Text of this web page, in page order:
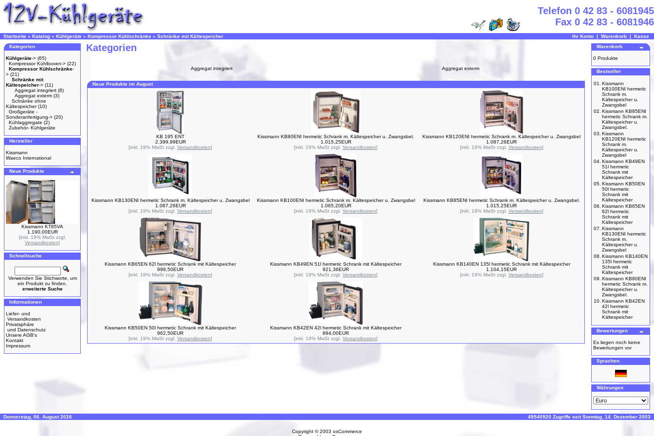
Telefon 0 42 83 - 6081945
Fax 0 42 83 - 6081946
Startseite » Katalog » Kühlgeräte » Kompressor Kühlschränke » Schränke mit Kältespeicher Ihr Konto | Warenkorb | Kasse
Kategorien
Kühlgeräte-> (65)
Kompressor Kühlboxen-> (22)
Kompressor Kühlschränke-
> (21)
Schränke mit
Kältespeicher-> (11)
Aggregat integriert (8)
Aggregat exterm (3)
Schränke ohne
Kältespeicher(10)
Großgeräte -
Sonderanfertigung-> (20)
Kühlaggregate (2)
Zubehör- Kühlgeräte
Hersteller
Kissmann
Waeco International
Neue Produkte
Kissmann KT85VA
1.190,00EUR
[inkl. 19% MwSt zzgl.
Versandkosten]
Schnellsuche
Verwenden Sie Stichworte, um
ein Produkt zu finden.
erweiterte Suche
Informationen
Liefer- und
Versandkosten
Privatsphäre
und Datenschutz
Unsere AGB's
Kontakt
Impressum
Kategorien
Aggregat integriert Aggregat exterm
Neue Produkte im August
KB 195 ENT
2.399,99EUR
[inkl. 19% MwSt zzgl. Versandkosten]
Kissmann KB80ENI hermetic Schrank m. Kältespeicher u. Zwangsbel.
1.015,25EUR
[inkl. 19% MwSt zzgl. Versandkosten]
Kissmann KB120ENI hermetic Schrank m. Kältespeicher u. Zwangsbel
1.087,26EUR
[inkl. 19% MwSt zzgl. Versandkosten]
Kissmann KB130ENI hermetic Schrank m. Kältespeicher u. Zwangsbel
1.087,26EUR
[inkl. 19% MwSt zzgl. Versandkosten]
Kissmann KB100ENI hermetic Schrank m. Kältespeicher u. Zwangsbel
1.065,20EUR
[inkl. 19% MwSt zzgl. Versandkosten]
Kissmann KB85ENI hermetic Schrank m. Kältespeicher u. Zwangsbel.
1.015,25EUR
[inkl. 19% MwSt zzgl. Versandkosten]
Kissmann KB65EN 62l hermetic Schrank mit Kältespeicher
999,50EUR
[inkl. 19% MwSt zzgl. Versandkosten]
Kissmann KB49EN 51l hermetic Schrank mit Kältespeicher
921,36EUR
[inkl. 19% MwSt zzgl. Versandkosten]
Kissmann KB140EN 135l hermetic Schrank mit Kältespeicher
1.104,15EUR
[inkl. 19% MwSt zzgl. Versandkosten]
Kissmann KB50EN 50l hermetic Schrank mit Kältespeicher
962,50EUR
[inkl. 19% MwSt zzgl. Versandkosten]
Kissmann KB42EN 42l hermetic Schrank mit Kältespeicher
894,00EUR
[inkl. 19% MwSt zzgl. Versandkosten]
Warenkorb
0 Produkte
Bestseller
01.
Kissmann
KB100ENI hermetic
Schrank m.
Kältespeicher u.
Zwangsbel
02. Kissmann KB85ENI
hermetic Schrank m.
Kältespeicher u.
Zwangsbel.
03. Kissmann
KB120ENI hermetic
Schrank m.
Kältespeicher u.
Zwangsbel
04. Kissmann KB49EN
51l hermetic
Schrank mit
Kältespeicher
05. Kissmann KB50EN
50l hermetic
Schrank mit
Kältespeicher
06. Kissmann KB65EN
62l hermetic
Schrank mit
Kältespeicher
07. Kissmann
KB130ENI hermetic
Schrank m.
Kältespeicher u.
Zwangsbel
08. Kissmann KB140EN
135l hermetic
Schrank mit
Kältespeicher
09. Kissmann KB80ENI
hermetic Schrank m.
Kältespeicher u.
Zwangsbel.
10. Kissmann KB42EN
42l hermetic
Schrank mit
Kältespeicher
Bewertungen
Es liegen noch keine
Bewertungen vor
Sprachen
Währungen
Donnerstag, 06. August 2026 49540920 Zugriffe seit Sonntag, 14. Dezember 2003
Copyright © 2003 osCommerce